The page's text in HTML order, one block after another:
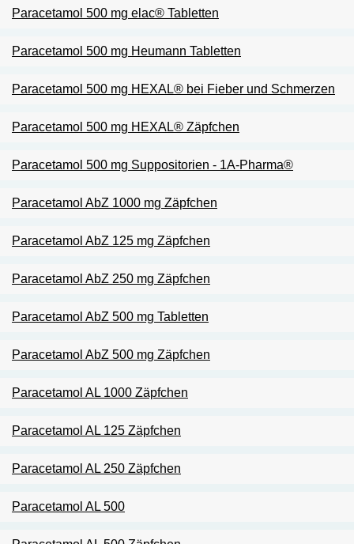
Paracetamol 500 mg elac® Tabletten
Paracetamol 500 mg Heumann Tabletten
Paracetamol 500 mg HEXAL® bei Fieber und Schmerzen
Paracetamol 500 mg HEXAL® Zäpfchen
Paracetamol 500 mg Suppositorien - 1A-Pharma®
Paracetamol AbZ 1000 mg Zäpfchen
Paracetamol AbZ 125 mg Zäpfchen
Paracetamol AbZ 250 mg Zäpfchen
Paracetamol AbZ 500 mg Tabletten
Paracetamol AbZ 500 mg Zäpfchen
Paracetamol AL 1000 Zäpfchen
Paracetamol AL 125 Zäpfchen
Paracetamol AL 250 Zäpfchen
Paracetamol AL 500